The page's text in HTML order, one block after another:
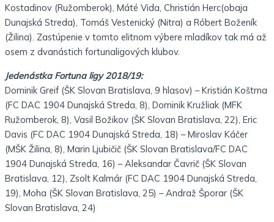
Kostadinov (Ružomberok), Máté Vida, Christián Herc(obaja
Dunajská Streda), Tomáš Vestenický (Nitra) a Róbert Boženík
(Žilina). Zastúpenie v tomto elitnom výbere mladíkov tak má až
osem z dvanástich fortunaligových klubov.
Jedenástka Fortuna ligy 2018/19:
Dominik Greif (ŠK Slovan Bratislava, 9 hlasov) – Kristián Koštrna
(FC DAC 1904 Dunajská Streda, 8), Dominik Kružliak (MFK
Ružomberok, 8), Vasil Božikov (ŠK Slovan Bratislava, 22), Eric
Davis (FC DAC 1904 Dunajská Streda, 18) – Miroslav Káčer
(MŠK Žilina, 8), Marin Ljubičič (ŠK Slovan Bratislava/FC DAC
1904 Dunajská Streda, 16) – Aleksandar Čavrič (ŠK Slovan
Bratislava, 12), Zsolt Kalmár (FC DAC 1904 Dunajská Streda,
19), Moha (ŠK Slovan Bratislava, 25) – Andraž Šporar (ŠK
Slovan Bratislava, 24)